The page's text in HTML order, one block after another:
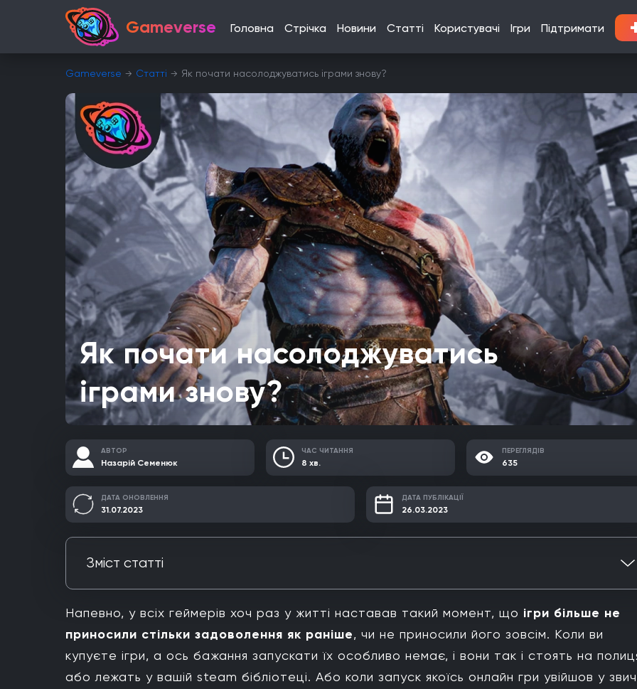
Gameverse Головна Стрічка Новини Статті Користувачі Ігри Підтримати
Gameverse Статті Як почати насолоджуватись іграми знову?
Як почати насолоджуватись
іграми знову?
АВТОР
Назарій Семенюк
ЧАС ЧИТАННЯ
8 хв.
ПЕРЕГЛЯДІВ
635
ДАТА ОНОВЛЕННЯ
31.07.2023
ДАТА ПУБЛІКАЦІЇ
26.03.2023
Зміст статті
Спробуйте інді
Створіть для себе челендж
Організуйте своє ігрове місце
Напевно, у всіх геймерів хоч раз у житті наставав такий момент, що ігри більше не
приносили стільки задоволення як раніше, чи не приносили його зовсім. Коли ви
купуєте ігри, а ось бажання запускати їх особливо немає, і вони так і стоять на
або лежать у вашій steam бібліотеці. Або коли запуск якоїсь онлайн гри увійшов у